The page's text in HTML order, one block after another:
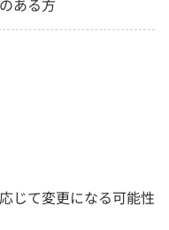
ある方
じて変更になる可能性